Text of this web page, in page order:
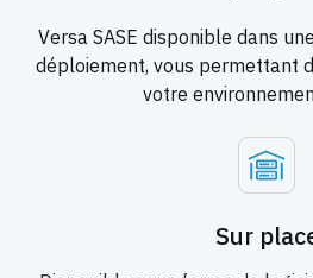
Versa SASE disponible dans
déploiement, vous permettant
votre
Sur